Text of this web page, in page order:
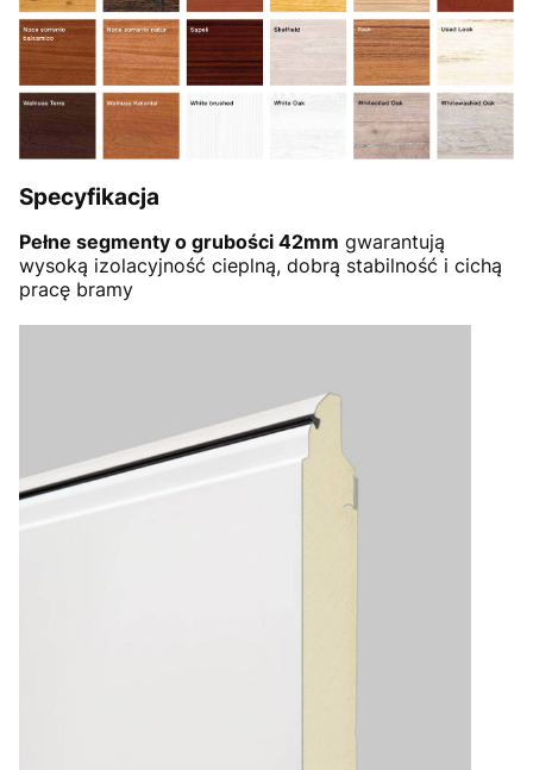
Specyfikacja
Pełne segmenty o grubości 42mm gwarantują
wysoką izolacyjność cieplną, dobrą stabilność i cichą
pracę bramy